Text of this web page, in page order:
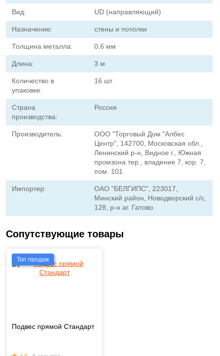
Вид: UD (направляющий)
Назначение: стены и потолки
Толщина металла: 0,6 мм
Длина: 3 м
Количество в
упаковке:
16 шт
Страна
производства:
Россия
Производитель:
ООО "Торговый Дом "Албес
Центр", 142700, Московская обл.,
Ленинский р-н, Видное г., Южная
промзона тер., владение 7, кор. 7,
пом. 101
Импортер:
ОАО "БЕЛГИПС", 223017,
Минский район, Новодворский с/с,
128, р-н аг. Гатово
Сопутствующие товары
Топ продаж
Подвес прямой Стандарт